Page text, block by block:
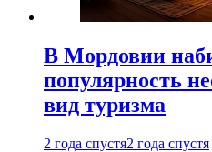
В Мордовии
популярность
вид туризма
2 года спустя2 года спустя